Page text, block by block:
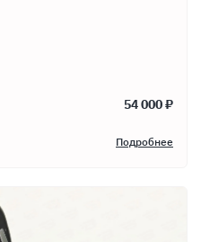
54 000 ₽
Подробнее